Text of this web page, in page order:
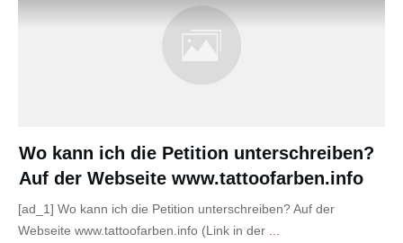
Wo kann ich die Petition unterschreiben?
Auf der Webseite www.tattoofarben.info
[ad_1] Wo kann ich die Petition unterschreiben? Auf der
Webseite www.tattoofarben.info (Link in der